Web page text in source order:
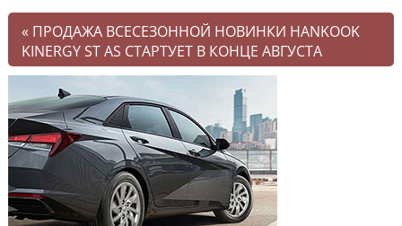
« ПРОДАЖА ВСЕСЕЗОННОЙ НОВИНКИ HANKOOK
KINERGY ST AS СТАРТУЕТ В КОНЦЕ АВГУСТА